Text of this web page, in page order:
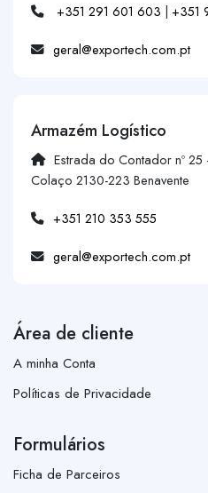
+351 291 601 603 | +351
geral@exportech.com.pt
Armazém Logístico
Estrada do Contador nº
Colaço 2130-223 Benavente
+351 210 353 555
geral@exportech.com.pt
Área de cliente
A minha Conta
Políticas de Privacidade
Formulários
Ficha de Parceiros